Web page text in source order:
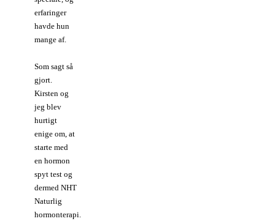
erfaringer
havde hun
mange af.
Som sagt så
gjort.
Kirsten og
jeg blev
hurtigt
enige om, at
starte med
en hormon
spyt test og
dermed NHT
Naturlig
hormonterapi.